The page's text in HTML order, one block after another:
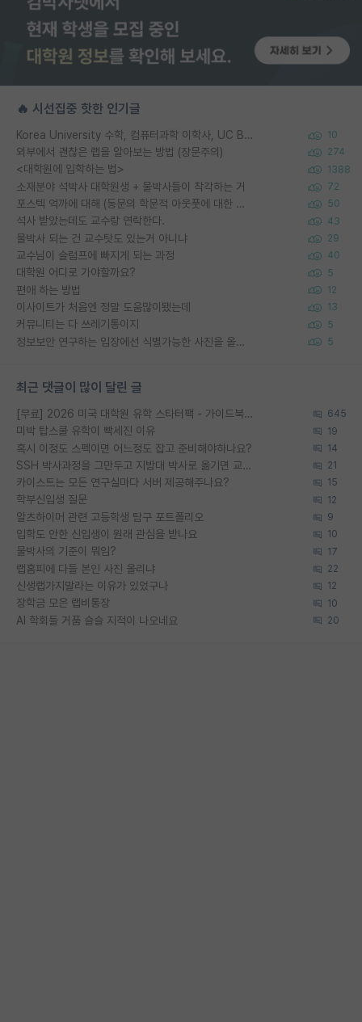
🔥 시선집중 핫한 인기글
Korea University 수학, 컴퓨터과학 이학사, UC Berkeley 산업공학 대학원 공학박사가 되는 것은 쉽지 않겠죠? 10
외부에서 괜찮은 랩을 알아보는 방법 (장문주의) 274
<대학원에 입학하는 법> 1388
소재분야 석박사 대학원생 + 물박사들이 착각하는 거 72
포스텍 억까에 대해 (동문의 학문적 아웃풋에 대한 반박) 50
석사 받았는데도 교수랑 연락한다. 43
물박사 되는 건 교수탓도 있는거 아니냐 29
교수님이 슬럼프에 빠지게 되는 과정 40
대학원 어디로 가야할까요? 5
편애 하는 방법 12
이사이트가 처음엔 정말 도움많이됐는데 13
커뮤니티는 다 쓰레기통이지 5
정보보안 연구하는 입장에선 식별가능한 사진을 올리는건 비추이긴함 5
최근 댓글이 많이 달린 글
[무료] 2026 미국 대학원 유학 스타터팩 - 가이드북 & 합격자 컨택메일 템플릿 645
미박 탑스쿨 유학이 빡세진 이유 19
혹시 이정도 스펙이면 어느정도 잡고 준비해야하나요? 14
SSH 박사과정을 그만두고 지방대 박사로 옮기면 교수의 꿈은 끝일까요? 21
카이스트는 모든 연구실마다 서버 제공해주나요? 15
학부신입생 질문 12
알츠하이머 관련 고등학생 탐구 포트폴리오 9
입학도 안한 신입생이 원래 관심을 받나요 10
물박사의 기준이 뭐임? 17
랩홈피에 다들 본인 사진 올리냐 22
신생랩가지말라는 이유가 있었구나 12
장학금 모은 랩비통장 10
AI 학회들 거품 슬슬 지적이 나오네요 20